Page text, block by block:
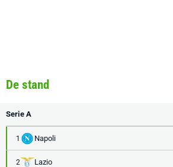
De stand
Serie A
1 Napoli
2 Lazio